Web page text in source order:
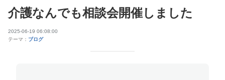
介護なんでも相談会開催しました
2025-06-19 06:08:00
テーマ： ブログ